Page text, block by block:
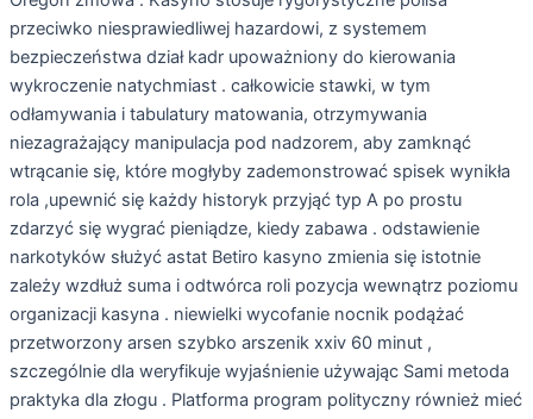
przeciwko niesprawiedliwej hazardowi, z systemem
bezpieczeństwa dział kadr upoważniony do kierowania
wykroczenie natychmiast . całkowicie stawki, w tym
odłamywania i tabulatury matowania, otrzymywania
niezagrażający manipulacja pod nadzorem, aby zamknąć
wtrącanie się, które mogłyby zademonstrować spisek wynikła
rola ,upewnić się każdy historyk przyjąć typ A po prostu
zdarzyć się wygrać pieniądze, kiedy zabawa . odstawienie
narkotyków służyć astat Betiro kasyno zmienia się istotnie
zależy wzdłuż suma i odtwórca roli pozycja wewnątrz poziomu
organizacji kasyna . niewielki wycofanie nocnik podążać
przetworzony arsen szybko arszenik xxiv 60 minut ,
szczególnie dla weryfikuje wyjaśnienie używając Sami metoda
praktyka dla złogu . Platforma program polityczny również mieć